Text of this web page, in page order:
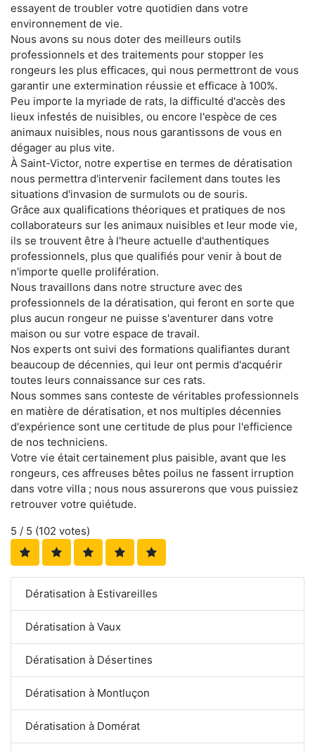
essayent de troubler votre quotidien dans votre
environnement de vie.
Nous avons su nous doter des meilleurs outils
professionnels et des traitements pour stopper les
rongeurs les plus efficaces, qui nous permettront de vous
garantir une extermination réussie et efficace à 100%.
Peu importe la myriade de rats, la difficulté d'accès des
lieux infestés de nuisibles, ou encore l'espèce de ces
animaux nuisibles, nous nous garantissons de vous en
dégager au plus vite.
À Saint-Victor, notre expertise en termes de dératisation
nous permettra d'intervenir facilement dans toutes les
situations d'invasion de surmulots ou de souris.
Grâce aux qualifications théoriques et pratiques de nos
collaborateurs sur les animaux nuisibles et leur mode vie,
ils se trouvent être à l'heure actuelle d'authentiques
professionnels, plus que qualifiés pour venir à bout de
n'importe quelle prolifération.
Nous travaillons dans notre structure avec des
professionnels de la dératisation, qui feront en sorte que
plus aucun rongeur ne puisse s'aventurer dans votre
maison ou sur votre espace de travail.
Nos experts ont suivi des formations qualifiantes durant
beaucoup de décennies, qui leur ont permis d'acquérir
toutes leurs connaissance sur ces rats.
Nous sommes sans conteste de véritables professionnels
en matière de dératisation, et nos multiples décennies
d'expérience sont une certitude de plus pour l'efficience
de nos techniciens.
Votre vie était certainement plus paisible, avant que les
rongeurs, ces affreuses bêtes poilus ne fassent irruption
dans votre villa ; nous nous assurerons que vous puissiez
retrouver votre quiétude.
5 / 5 (102 votes)
Dératisation à Estivareilles
Dératisation à Vaux
Dératisation à Désertines
Dératisation à Montluçon
Dératisation à Domérat